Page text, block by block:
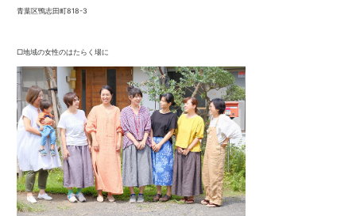
青葉区鴨志田町818-3
□地域の女性のはたらく場に